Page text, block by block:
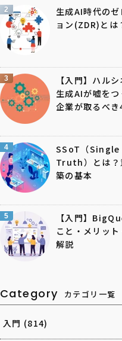
2
生成AI時代の
ョン(ZDR)とは
3
【入門】ハル
生成AIが嘘をつ
企業が取るべ
4
SSoT（
Truth）とは？
築の基本
5
【入門】
こと・メリッ
解説
Category カテゴリ一覧
入門 (814)